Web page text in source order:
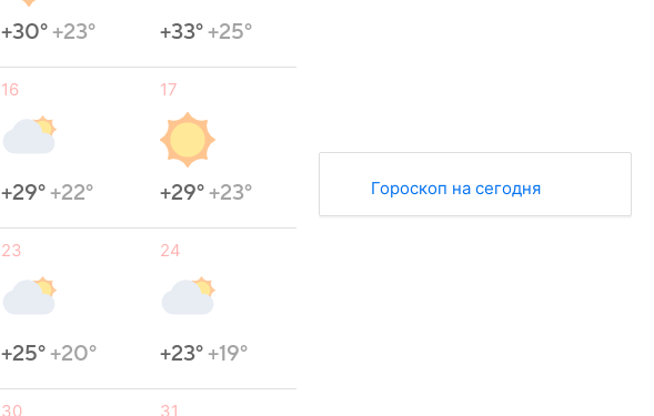
+30°+23° +33°+25°
16
+29°+22°
17
+29°+23°
23
+25°+20°
24
+23°+19°
30 31
Гороскоп на сегодня